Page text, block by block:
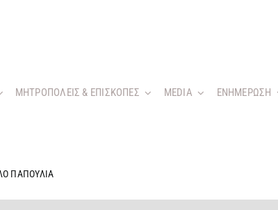
ΜΗΤΡΟΠΟΛΕΙΣ & ΕΠΙΣΚΟΠΕΣ MEDIA ΕΝΗΜΕΡΩΣΗ
ΠΑΠΟΥΛΙΑ